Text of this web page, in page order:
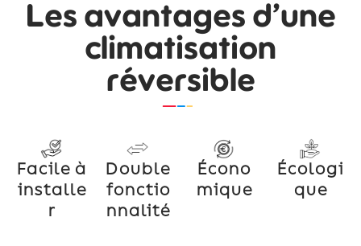
Les avantages d’une
climatisation
réversible
Facile à
installe
r
Double
fonctio
nnalité
Écono
mique
Écologi
que